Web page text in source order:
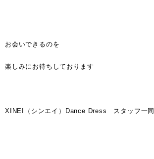
お会いできるのを
楽しみにお待ちしております
XINEI（シンエイ）Dance Dress スタッフ一同